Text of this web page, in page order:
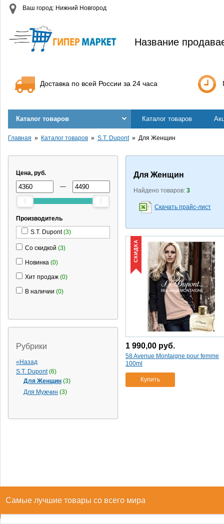
Ваш город: Нижний Новгород
Название
Доставка по всей России за 24 часа
Каталог товаров Каталог товаров
Главная Каталог товаров S.T. Dupont Для Женщин
Цена, руб.
—
Производитель
S.T. Dupont (3)
Со скидкой (3)
Новинка (0)
Хит продаж (0)
В наличии (0)
Рубрики
«Назад
S.T. Dupont (6)
Для Женщин (3)
Для Мужчин (3)
Для Женщин
Найдено товаров: 3
Скачать прайс-лист
СКИДКА
1 990,00 руб.
58 Avenue Montaigne pour femme
100ml
Купить
Самые лучшие товары со всего мира